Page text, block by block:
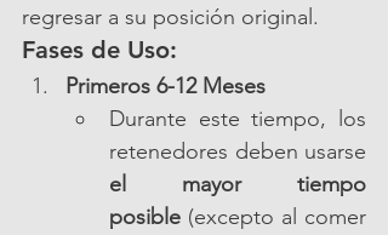
regresar a su posición original.
Fases de Uso:
Primeros 6-12 Meses
Durante este tiempo, los
el mayor tiempo
posible (excepto al comer